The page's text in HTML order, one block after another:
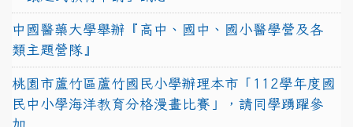
中國醫藥大學舉辦『高中、國中、國小醫學營及各
類主題營隊』
桃園市蘆竹區蘆竹國民小學辦理本市「112學年度國
民中小學海洋教育分格漫畫比賽」，請同學踴躍參
加